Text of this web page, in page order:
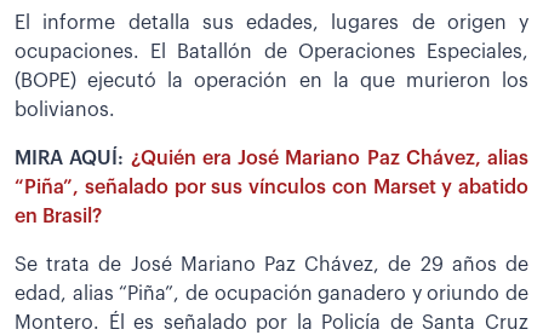
El informe detalla sus edades, lugares de origen y
ocupaciones. El Batallón de Operaciones Especiales,
(BOPE) ejecutó la operación en la que murieron los
bolivianos.
MIRA AQUÍ: ¿Quién era José Mariano Paz Chávez, alias
“Piña”, señalado por sus vínculos con Marset y abatido
en Brasil?
Se trata de José Mariano Paz Chávez, de 29 años de
edad, alias “Piña”, de ocupación ganadero y oriundo de
Montero. Él es señalado por la Policía de Santa Cruz